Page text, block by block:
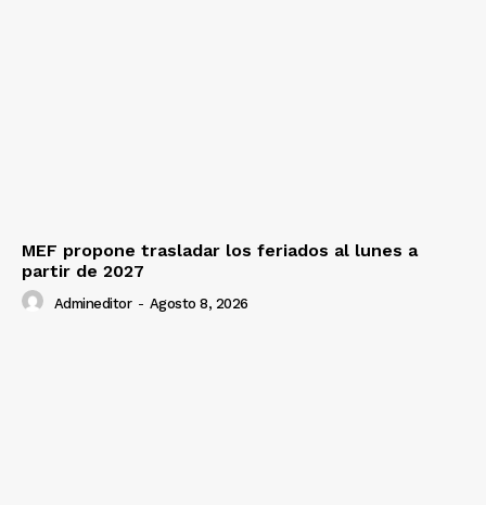
MEF propone trasladar los feriados al lunes a
partir de 2027
Admineditor - Agosto 8, 2026